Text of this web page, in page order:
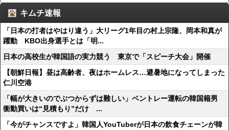
キムチ速報
「日本の打者はやはり違う」大リーグ1年目の村上宗隆、岡本和真が
躍動 KBO出身選手とは「明...
日本の高校生が韓国語の実力競う 東京で「スピーチ大会」開催
【朝鮮日報】昼は高齢者、夜はホームレス…避暑地になってしまった
仁川空港
「幅が大きいのでぶつからずは難しい」ベントレー運転の韓国籍男
衝動買いは“見積もり”だけ ...
「今がチャンスですよ」韓国人YouTuberが日本の飲食チェーンが韓